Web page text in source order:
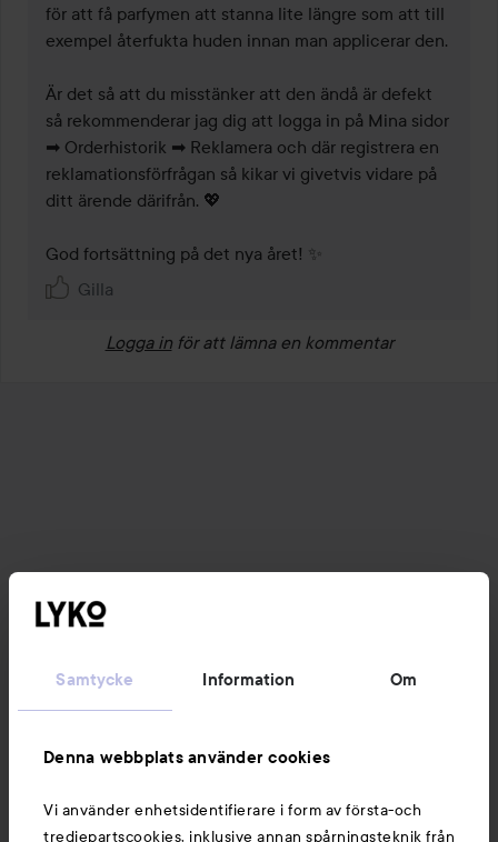
Samtycke Information Om
Denna webbplats använder cookies
Vi använder enhetsidentifierare i form av första-och
tredjepartscookies, inklusive annan spårningsteknik från
för att få parfymen att stanna lite längre som att till
exempel återfukta huden innan man applicerar den.
Är det så att du misstänker att den ändå är defekt
så rekommenderar jag dig att logga in på Mina sidor
➡ Orderhistorik ➡ Reklamera och där registrera en
reklamationsförfrågan så kikar vi givetvis vidare på
ditt ärende därifrån. 💖
God fortsättning på det nya året! ✨
Gilla
Logga in för att lämna en kommentar